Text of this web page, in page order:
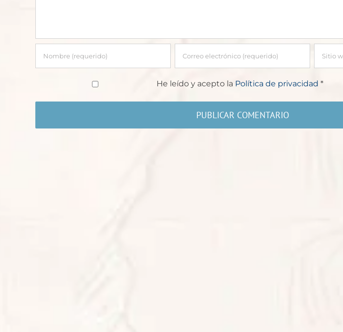
He leído y acepto la Política de privacidad*